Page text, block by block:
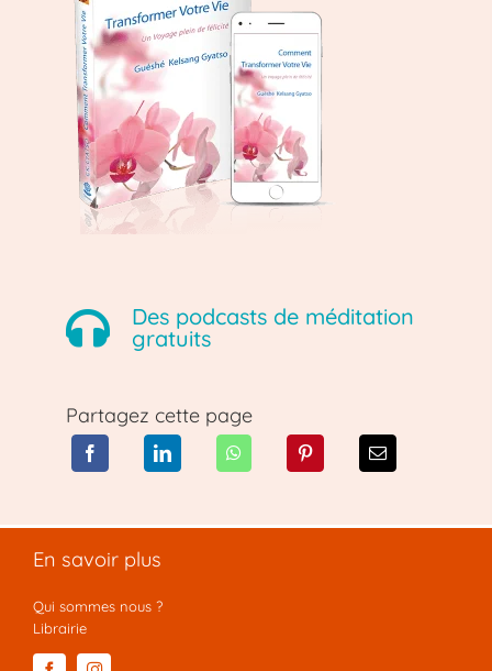
Des podcasts de méditation
gratuits
Partagez cette page
En savoir plus
Qui sommes nous ?
Librairie